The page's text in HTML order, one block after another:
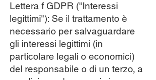
Lettera f GDPR ("Interessi
legittimi"): Se il trattamento è
necessario per salvaguardare
gli interessi legittimi (in
particolare legali o economici)
del responsabile o di un terzo, a